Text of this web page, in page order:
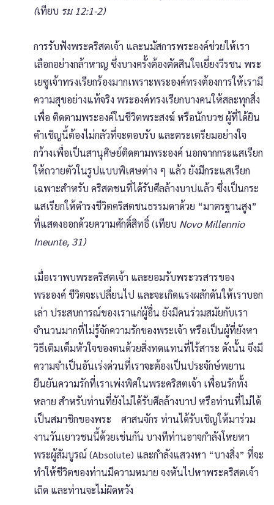
(เทียบ รม 12:1-2)
การรับฟังพระคริสตเจ้า และนมัสการพระองค์ช่วยให้เรา
เลือกอย่างกล้าหาญ ซึ่งบางครั้งต้องตัดสินใจเยี่ยงวีรชน พระ
เยซูเจ้าทรงเรียกร้องมากเพราะพระองค์ทรงต้องการให้เรามี
ความสุขอย่างแท้จริง พระองค์ทรงเรียกบางคนให้สละทุกสิ่ง
เพื่อ ติดตามพระองค์ในชีวิตพระสงฆ์ หรือนักบวช ผู้ที่ได้ยิน
คำเชิญนี้ต้องไม่กลัวที่จะตอบรับ และตระเตรียมอย่างใจ
กว้างเพื่อเป็นสานุศิษย์ติดตามพระองค์ นอกจากกระแสเรียก
ให้ถวายตัวในรูปแบบพิเศษต่าง ๆ แล้ว ยังมีกระแสเรียก
เฉพาะสำหรับ คริสตชนที่ได้รับศีลล้างบาปแล้ว ซึ่งเป็นกระ
แสเรียกให้ดำรงชีวิตคริสตชนธรรมดาด้วย “มาตรฐานสูง”
ที่แสดงออกด้วยความศักดิ์สิทธิ์ (เทียบ Novo Millennio
Ineunte, 31)
เมื่อเราพบพระคริสตเจ้า และยอมรับพระวรสารของ
พระองค์ ชีวิตจะเปลี่ยนไป และจะเกิดแรงผลักดันให้เราบอก
เล่า ประสบการณ์ของเราแก่ผู้อื่น ยังมีคนร่วมสมัยกับเรา
จำนวนมากที่ไม่รู้จักความรักของพระเจ้า หรือเป็นผู้ที่ยังหา
วิธีเติมเต็มหัวใจของตนด้วยสิ่งทดแทนที่ไร้สาระ ดังนั้น จึงมี
ความจำเป็นอันเร่งด่วนที่เราจะต้องเป็นประจักษ์พยาน
ยืนยันความรักที่เราเพ่งพิศในพระคริสตเจ้า เพื่อนรักทั้ง
หลาย สำหรับท่านที่ยังไม่ได้รับศีลล้างบาป หรือท่านที่ไม่ได้
เป็นสมาชิกของพระ ศาสนจักร ท่านได้รับเชิญให้มาร่วม
งานวันเยาวชนนี้ด้วยเช่นกัน บางทีท่านอาจกำลังโหยหา
พระผู้สัมบูรณ์ (Absolute) และกำลังแสวงหา “บางสิ่ง” ที่จะ
ทำให้ชีวิตของท่านมีความหมาย จงหันไปหาพระคริสตเจ้า
เถิด และท่านจะไม่ผิดหวัง